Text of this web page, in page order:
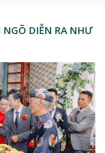
NGÕ DIỄN RA NHƯ